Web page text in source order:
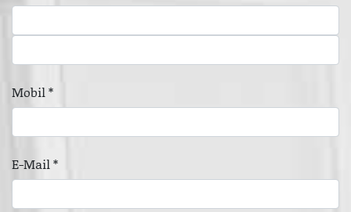
Mobil *
E-Mail *